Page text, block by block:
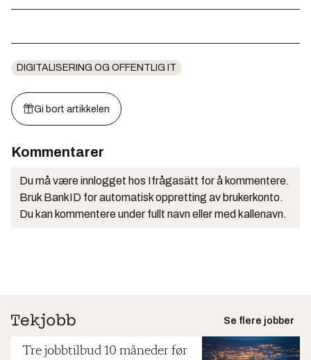
DIGITALISERING OG OFFENTLIG IT
Gi bort artikkelen
Kommentarer
Du må være innlogget hos Ifrågasätt for å kommentere.
Bruk BankID for automatisk oppretting av brukerkonto.
Du kan kommentere under fullt navn eller med kallenavn.
Se flere jobber
Tre jobbtilbud 10 måneder før